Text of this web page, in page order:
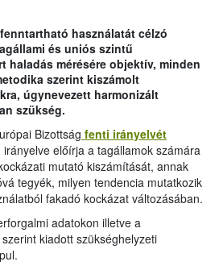
használatát célzó
és uniós szintű
haladás mérésére objektív, minden
szerint kiszámolt
úgynevezett harmonizált
szükség.
Bizottság fenti irányelvét
irányelve előírja a tagállamok számára
mutató kiszámítását, annak
tegyék, milyen tendencia mutatkozik
fakadó kockázat változásában.
adatokon illetve a
kiadott szükséghelyzeti